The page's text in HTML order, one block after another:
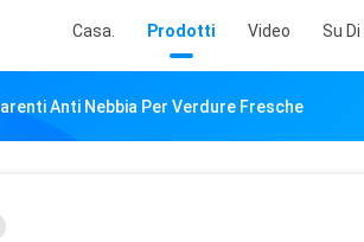
Casa. Prodotti Video Su Di
Anti Nebbia Per Verdure Fresche